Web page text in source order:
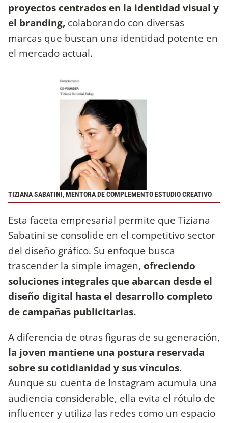
proyectos centrados en la identidad visual y
el branding, colaborando con diversas
marcas que buscan una identidad potente en
el mercado actual.
TIZIANA SABATINI, MENTORA DE COMPLEMENTO ESTUDIO CREATIVO
Esta faceta empresarial permite que Tiziana
Sabatini se consolide en el competitivo sector
del diseño gráfico. Su enfoque busca
trascender la simple imagen, ofreciendo
soluciones integrales que abarcan desde el
diseño digital hasta el desarrollo completo
de campañas publicitarias.
A diferencia de otras figuras de su generación,
la joven mantiene una postura reservada
sobre su cotidianidad y sus vínculos.
Aunque su cuenta de Instagram acumula una
audiencia considerable, ella evita el rótulo de
influencer y utiliza las redes como un espacio